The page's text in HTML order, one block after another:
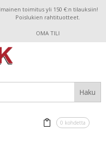
toimitus yli 150 €:n tilauksiin!
Poislukien rahtituotteet.
OMA TILI
0 kohdetta